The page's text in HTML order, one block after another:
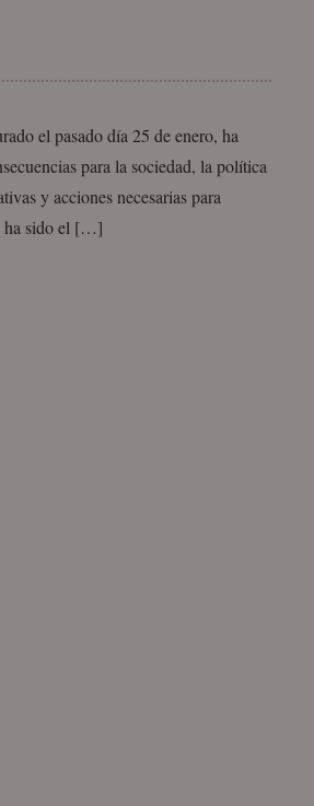
el pasado día 25 de enero, ha
para la sociedad, la política
y acciones necesarias para
ha sido el […]